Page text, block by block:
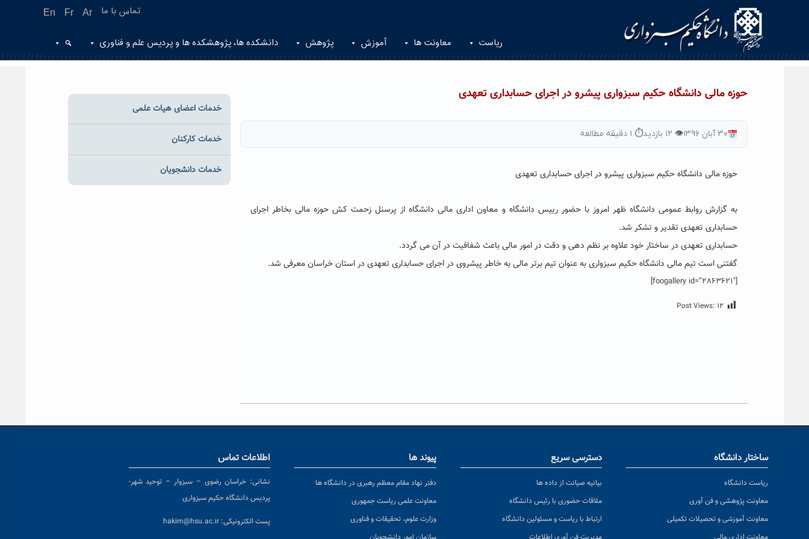
En Fr Ar تماس با ما
ریاست معاونت ها آموزش پژوهش دانشکده ها، پژوهشکده ها و پردیس علم و فناوری
حوزه مالی دانشگاه حکیم سبزواری پیشرو در اجرای حسابداری تعهدی
۳۰ آبان ۱۳۹۶ 👁 ۱۲ بازدید ⏱ ۱ دقیقه مطالعه
حوزه مالی دانشگاه حکیم سبزواری پیشرو در اجرای حسابداری تعهدی
به گزارش روابط عمومی دانشگاه ظهر امروز با حضور رییس دانشگاه و معاون اداری مالی دانشگاه از پرسنل زحمت کش حوزه مالی بخاطر اجرای
حسابداری تعهدی تقدیر و تشکر شد.
حسابداری تعهدی در ساختار خود علاوه بر نظم دهی و دقت در امور مالی باعث شفافیت در آن می گردد.
گفتنی است تیم مالی دانشگاه حکیم سبزواری به عنوان تیم برتر مالی به خاطر پیشروی در اجرای حسابداری تعهدی در استان خراسان معرفی شد.
[foogallery id=”2863621″]
Post Views: ۱۲
خدمات اعضای هیات علمی
خدمات کارکنان
خدمات دانشجویان
ساختار دانشگاه
ریاست دانشگاه
معاونت پژوهشی و فن آوری
معاونت آموزشی و تحصیلات تکمیلی
دسترسی سریع
بیانیه صیانت از داده ها
ملاقات حضوری با رئیس دانشگاه
ارتباط با ریاست و مسئولین دانشگاه
پیوند ها
دفتر نهاد مقام معظم رهبری در دانشگاه ها
معاونت علمی ریاست جمهوری
وزارت علوم، تحقیقات و فناوری
اطلاعات تماس
نشانی: خراسان رضوی – سبزوار – توحید شهر-
پردیس دانشگاه حکیم سبزواری
پست الکترونیکی: hakim@hsu.ac.ir